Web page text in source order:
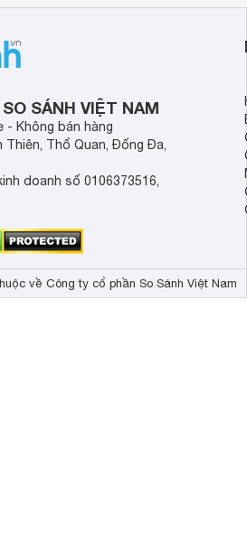
SÁNH VIỆT NAM
- Không bán hàng
Thiên, Thổ Quan, Đống Đa,
doanh số 0106373516,
về Công ty cổ phần So Sánh Việt Nam